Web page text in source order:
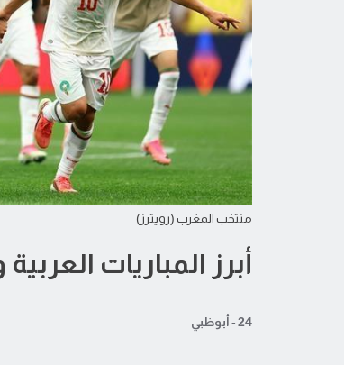
منتخب المغرب (رويترز)
أبرز المباريات
24 - أبوظبي